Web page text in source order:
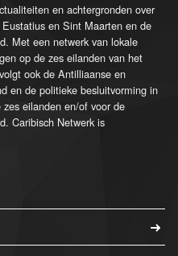
en achtergronden over
en Sint Maarten en de
Met een netwerk van lokale
op de zes eilanden van het
ook de Antilliaanse en
en de politieke besluitvorming in
eilanden en/of voor de
Caribisch Netwerk is